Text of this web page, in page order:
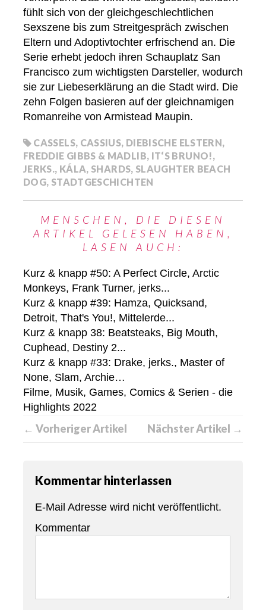
fühlt sich von der gleichgeschlechtlichen
Sexszene bis zum Streitgespräch zwischen
Eltern und Adoptivtochter erfrischend an. Die
Serie erhebt jedoch ihren Schauplatz San
Francisco zum wichtigsten Darsteller, wodurch
sie zur Liebeserklärung an die Stadt wird. Die
zehn Folgen basieren auf der gleichnamigen
Romanreihe von Armistead Maupin.
CASSELS, CASSIUS, DIEBISCHE ELSTERN,
FREDDIE GIBBS & MADLIB, IT‘S BRUNO!,
JERKS., KÁLA, SHARDS, SLAUGHTER BEACH
DOG, STADTGESCHICHTEN
MENSCHEN, DIE DIESEN
ARTIKEL GELESEN HABEN,
LASEN AUCH:
Kurz & knapp #50: A Perfect Circle, Arctic
Monkeys, Frank Turner, jerks...
Kurz & knapp #39: Hamza, Quicksand,
Detroit, That's You!, Mittelerde...
Kurz & knapp 38: Beatsteaks, Big Mouth,
Cuphead, Destiny 2...
Kurz & knapp #33: Drake, jerks., Master of
None, Slam, Archie…
Filme, Musik, Games, Comics & Serien - die
Highlights 2022
← Vorheriger Artikel Nächster Artikel →
Kommentar hinterlassen
E-Mail Adresse wird nicht veröffentlicht.
Kommentar